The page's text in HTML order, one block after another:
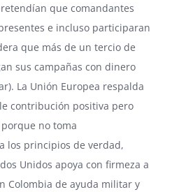
que comandantes
e incluso participaran
que más de un tercio de
sus campañas con dinero
La Unión Europea respalda
contribución positiva pero
no toma
los principios de verdad,
Unidos apoya con firmeza a
Colombia de ayuda militar y